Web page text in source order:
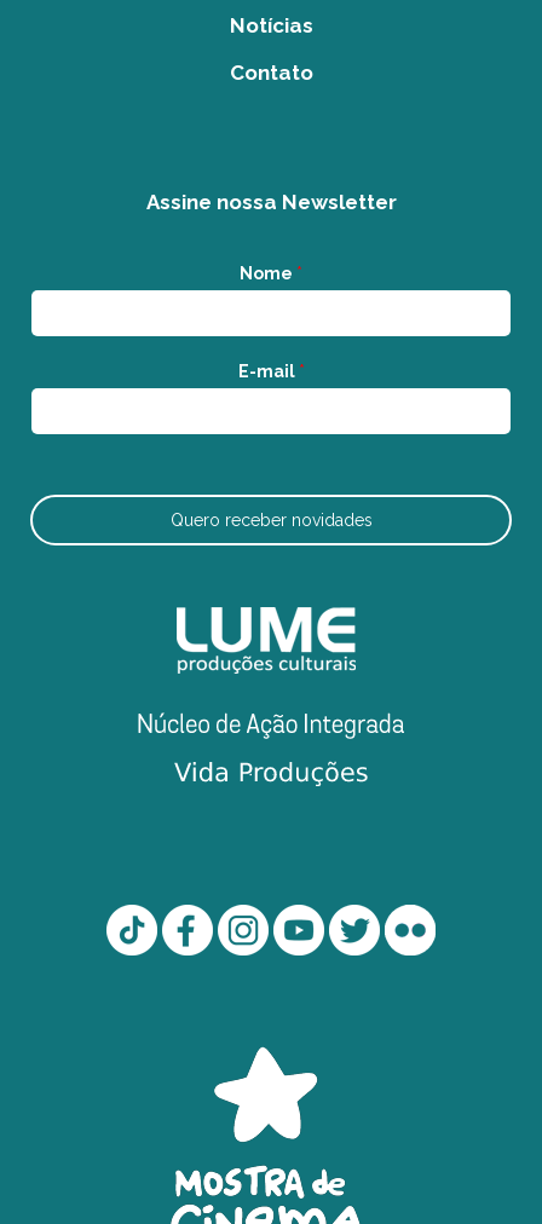
Notícias
Contato
Assine nossa Newsletter
Nome *
E-mail *
Quero receber novidades